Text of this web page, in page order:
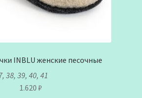
INBLU женские песочные
38, 39, 40, 41
1.620 ₽